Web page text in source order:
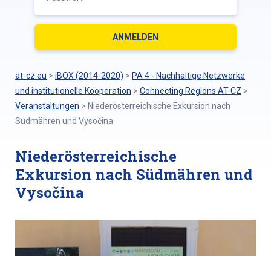
at-cz.eu > iBOX (2014-2020) > PA 4 - Nachhaltige Netzwerke
und institutionelle Kooperation > Connecting Regions AT-CZ >
Veranstaltungen > Niederösterreichische Exkursion nach
Südmähren und Vysočina
Niederösterreichische
Exkursion nach Südmähren und
Vysočina